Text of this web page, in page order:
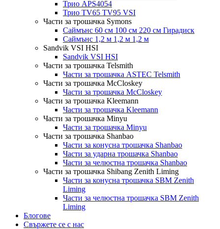
Трио APS4054
Трио TV65 TV95 VSI
Части за трошачка Symons
Саймънс 60 см 100 см 220 см Гирадиск
Саймънс 1,2 м 1,2 м 1,2 м
Sandvik VSI HSI
Sandvik VSI HSI
Части за трошачка Telsmith
Части за трошачка ASTEC Telsmith
Части за трошачка McCloskey
Части за трошачка McCloskey
Части за трошачка Kleemann
Части за трошачка Kleemann
Части за трошачка Minyu
Части за трошачка Minyu
Части за трошачка Shanbao
Части за конусна трошачка Shanbao
Части за ударна трошачка Shanbao
Части за челюстна трошачка Shanbao
Части за трошачка Shibang Zenith Liming
Части за конусна трошачка SBM Zenith
Liming
Части за челюстна трошачка SBM Zenith
Liming
Блогове
Свържете се с нас